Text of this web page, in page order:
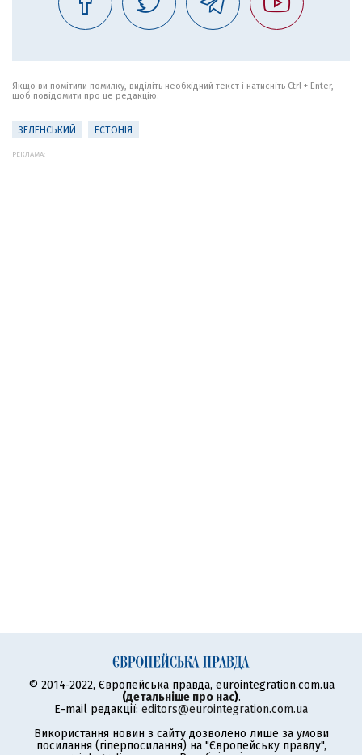
Якщо ви помітили помилку, виділіть необхідний текст і натисніть Ctrl + Enter,
щоб повідомити про це редакцію.
ЗЕЛЕНСЬКИЙ ЕСТОНІЯ
РЕКЛАМА:
© 2014-2022, Європейська правда, eurointegration.com.ua
(детальніше про нас).
E-mail редакції: editors@eurointegration.com.ua
Використання новин з сайту дозволено лише за умови
посилання (гіперпосилання) на "Європейську правду",